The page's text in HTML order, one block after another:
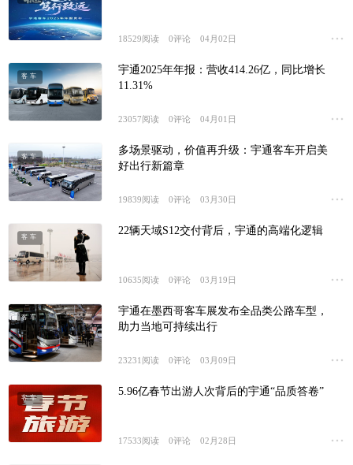
18529阅读 0评论 04月02日
客车
宇通2025年年报：营收414.26亿，同比增长
11.31%
23057阅读 0评论 04月01日
客车
多场景驱动，价值再升级：宇通客车开启美
好出行新篇章
19839阅读 0评论 03月30日
客车 22辆天域S12交付背后，宇通的高端化逻辑
10635阅读 0评论 03月19日
客车
宇通在墨西哥客车展发布全品类公路车型，
助力当地可持续出行
23231 阅读 0评论 03月09日
客车 5.96亿春节出游人次背后的宇通“品质答卷”
17533阅读 0评论 02月28日